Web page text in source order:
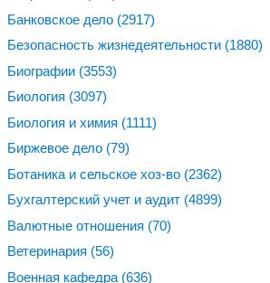
Банковское дело (2917)
Безопасность жизнедеятельности (1880)
Биографии (3553)
Биология (3097)
Биология и химия (1111)
Биржевое дело (79)
Ботаника и сельское хоз-во (2362)
Бухгалтерский учет и аудит (4899)
Валютные отношения (70)
Ветеринария (56)
Военная кафедра (636)